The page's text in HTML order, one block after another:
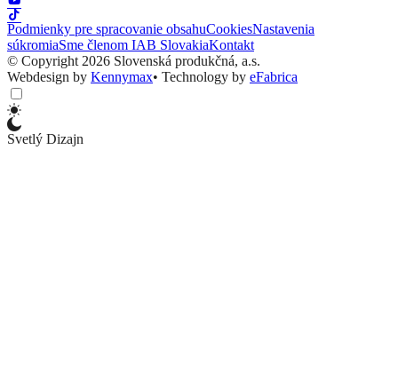
Podmienky pre spracovanie obsahuCookiesNastavenia
súkromiaSme členom IAB SlovakiaKontakt
© Copyright 2026 Slovenská produkčná, a.s.
Webdesign by Kennymax• Technology by eFabrica
Svetlý Dizajn